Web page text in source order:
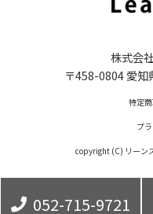
株式会
〒458-0804 愛
特定
プ
copyright (C) リーン
052-715-9721